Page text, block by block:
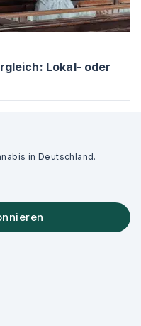
Lokal- oder
in Deutschland.